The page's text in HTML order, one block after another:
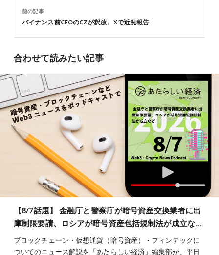
前の記事
バイナンス前CEOのCZが釈放、Xで近況報告
合わせて読みたい記事
【8/7話題】 金融庁と警察庁が暗号資産交換業者に出
庫制限要請、ロシアが暗号資産包括規制法が成立な…
ブロックチェーン・仮想通貨（暗号資産）・フィンテックに
ついてのニュース解説を「あたらしい経済」編集部が、平日